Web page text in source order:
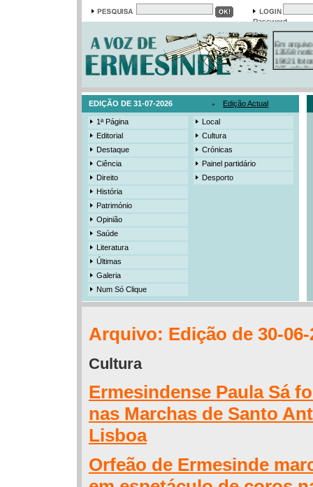
Password
Em arquivo
13558
19421
385
EDIÇÃO DE 31-07-2026 Edição Actual
1ª Página
Editorial
Destaque
Ciência
Direito
História
Património
Opinião
Saúde
Literatura
Últimas
Galeria
Num Só Clique
Local
Cultura
Crónicas
Painel partidário
Desporto
Arquivo: Edição de 30-06-
Cultura
Ermesindense Paula Sá
nas Marchas de Santo
Lisboa
Orfeão de Ermesinde